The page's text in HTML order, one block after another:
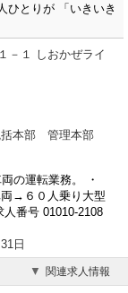
ひとりが 「いきいき
－１ しおかぜライ
括本部 管理本部
の運転業務。 ・
→６０人乗り大型
番号 01010-2108
日
関連求人情報